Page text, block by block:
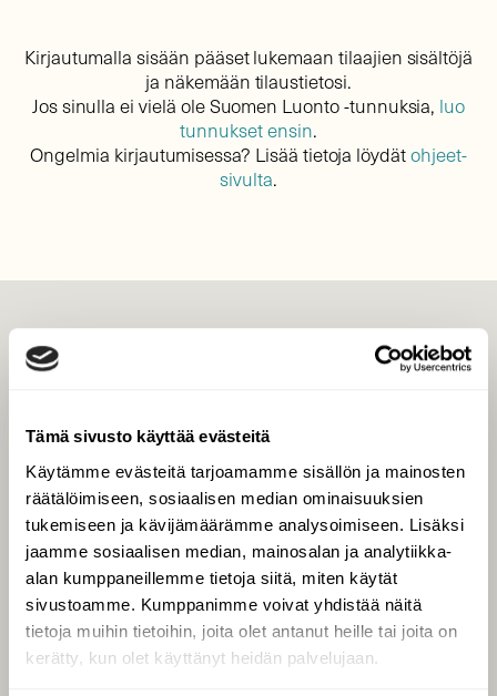
Tämä sivusto käyttää evästeitä
Käytämme evästeitä tarjoamamme sisällön ja mainosten
räätälöimiseen, sosiaalisen median ominaisuuksien
tukemiseen ja kävijämäärämme analysoimiseen. Lisäksi
jaamme sosiaalisen median, mainosalan ja analytiikka-
alan kumppaneillemme tietoja siitä, miten käytät
sivustoamme. Kumppanimme voivat yhdistää näitä
tietoja muihin tietoihin, joita olet antanut heille tai joita on
kerätty, kun olet käyttänyt heidän palvelujaan.
Kirjautumalla sisään pääset lukemaan tilaajien sisältöjä
ja näkemään tilaustietosi.
Jos sinulla ei vielä ole Suomen Luonto -tunnuksia, luo
tunnukset ensin.
Ongelmia kirjautumisessa? Lisää tietoja löydätohjeet-
sivulta.
Tilaa digilukuoikeus
Äänestä parasta juttua
Tilaa uutiskirje
SUOMEN LUONNON­
SUOJELU­LIITTO
Suomen Luonto -lehden